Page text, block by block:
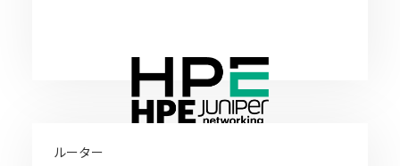
ルーター